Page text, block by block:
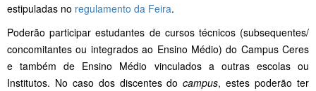
estipuladas no regulamento da Feira.
Poderão participar estudantes de cursos técnicos (subsequentes/
concomitantes ou integrados ao Ensino Médio) do Campus Ceres
e também de Ensino Médio vinculados a outras escolas ou
Institutos. No caso dos discentes docampus, estes poderão ter